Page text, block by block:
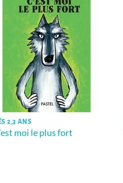
2,3 ANS
moi le plus fort